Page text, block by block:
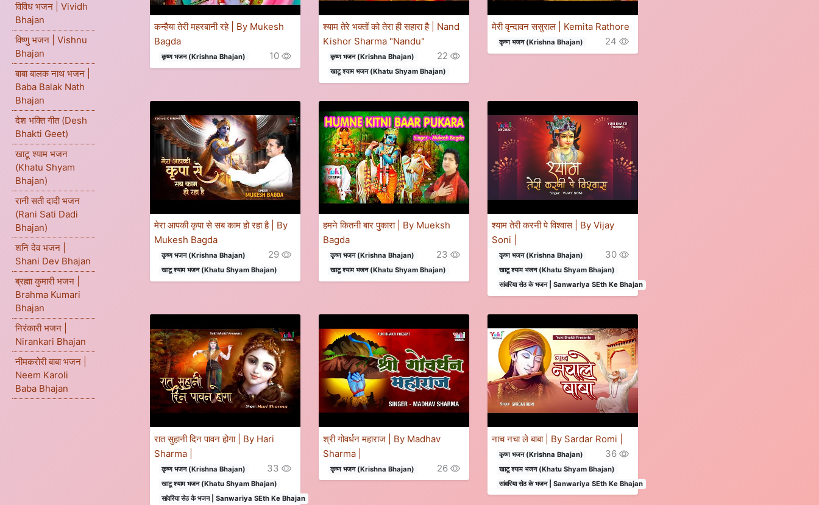
विविध भजन | Vividh
Bhajan
विष्णु भजन | Vishnu
Bhajan
बाबा बालक नाथ भजन |
Baba Balak Nath
Bhajan
देश भक्ति गीत (Desh
Bhakti Geet)
खाटू श्याम भजन
(Khatu Shyam
Bhajan)
रानी सती दादी भजन
(Rani Sati Dadi
Bhajan)
शनि देव भजन |
Shani Dev Bhajan
ब्रह्मा कुमारी भजन |
Brahma Kumari
Bhajan
निरंकारी भजन |
Nirankari Bhajan
नीमकरोरी बाबा भजन |
Neem Karoli
Baba Bhajan
कन्हैया तेरी महरबानी रहे | By Mukesh
Bagda
कृष्ण भजन (Krishna Bhajan) 10
श्याम तेरे भक्तों को तेरा ही सहारा है | Nand
Kishor Sharma "Nandu"
कृष्ण भजन (Krishna Bhajan)
खाटू श्याम भजन (Khatu Shyam Bhajan)
22
मेरी वृन्दावन ससुराल | Kemita Rathore
कृष्ण भजन (Krishna Bhajan) 24
मेरा आपकी कृपा से सब काम हो रहा है | By
Mukesh Bagda
कृष्ण भजन (Krishna Bhajan)
खाटू श्याम भजन (Khatu Shyam Bhajan)
29
हमने कितनी बार पुकारा | By Mueksh
Bagda
कृष्ण भजन (Krishna Bhajan)
खाटू श्याम भजन (Khatu Shyam Bhajan)
23
श्याम तेरी करनी पे विश्वास | By Vijay
Soni |
कृष्ण भजन (Krishna Bhajan)
खाटू श्याम भजन (Khatu Shyam Bhajan)
सांवरिया सेठ के भजन | Sanwariya SEth Ke Bhajan
30
रात सुहानी दिन पावन होगा | By Hari
Sharma |
कृष्ण भजन (Krishna Bhajan)
खाटू श्याम भजन (Khatu Shyam Bhajan)
सांवरिया सेठ के भजन | Sanwariya SEth Ke Bhajan
33
श्री गोवर्धन महाराज | By Madhav
Sharma |
कृष्ण भजन (Krishna Bhajan) 26
नाच नचा ले बाबा | By Sardar Romi |
कृष्ण भजन (Krishna Bhajan)
खाटू श्याम भजन (Khatu Shyam Bhajan)
सांवरिया सेठ के भजन | Sanwariya SEth Ke Bhajan
36